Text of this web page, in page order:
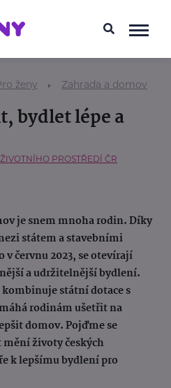
ženy Zahrada a domov
bydlet lépe a
PROSTŘEDÍ ČR
je snem mnoha rodin. Díky
státem a stavebními
červnu 2023, se otevírají
a udržitelnější bydlení.
státní dotace s
rodinám ušetřit na
domov. Pojďme se
životy českých
k lepšímu bydlení pro